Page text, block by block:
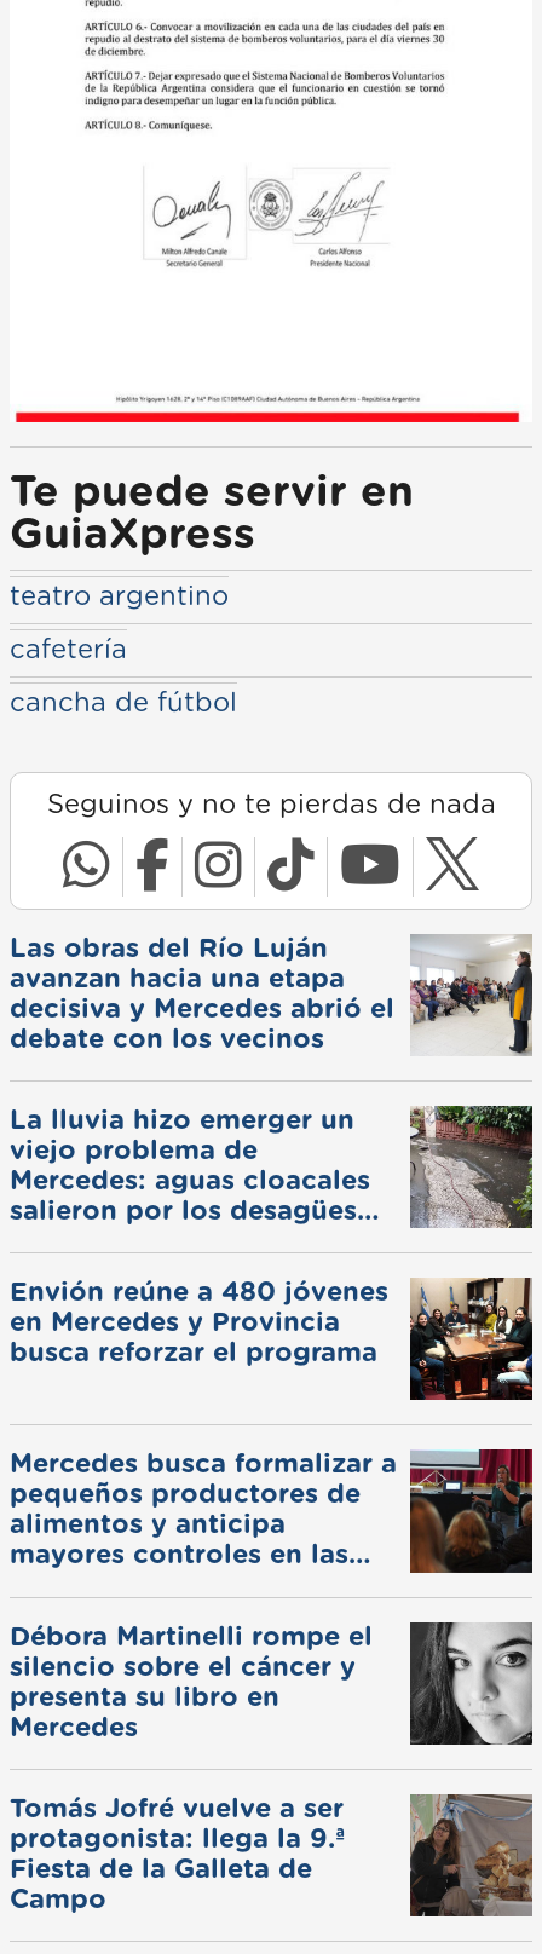
Te puede servir en
GuiaXpress
teatro argentino
cafetería
cancha de fútbol
Seguinos y no te pierdas de nada
Las obras del Río Luján
avanzan hacia una etapa
decisiva y Mercedes abrió el
debate con los vecinos
La lluvia hizo emerger un
viejo problema de
Mercedes: aguas cloacales
salieron por los desagües
Envión reúne a 480 jóvenes
en Mercedes y Provincia
busca reforzar el programa
Mercedes busca formalizar a
pequeños productores de
alimentos y anticipa
mayores controles en las
Débora Martinelli rompe el
silencio sobre el cáncer y
presenta su libro en
Mercedes
Tomás Jofré vuelve a ser
protagonista: llega la 9.ª
Fiesta de la Galleta de
Campo